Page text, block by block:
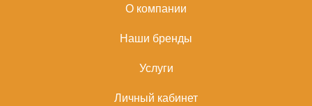
О компании
Наши бренды
Услуги
Личный кабинет